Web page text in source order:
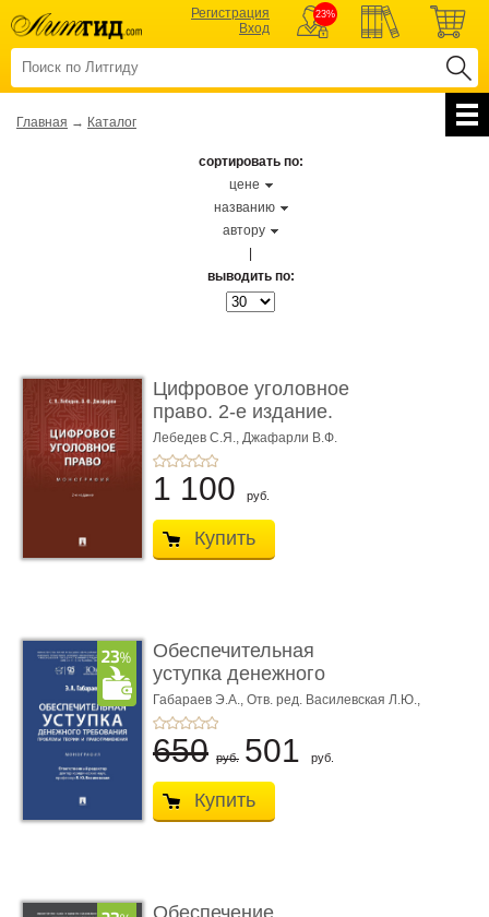
Регистрация
Вход
23%
Главная → Каталог
сортировать по:
цене
названию
автору
выводить по:
Цифровое уголовное
право. 2-е издание.
Монограф ...
Лебедев С.Я., Джафарли В.Ф.
1 100 руб.
Купить
Обеспечительная
уступка денежного
требования ...
Габараев Э.А., Отв. ред. Василевская Л.Ю.,
вступ. сл. Каретина М.Г.
650 руб. 501 руб.
Купить
Обеспечение